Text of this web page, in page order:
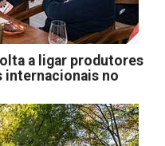
a ligar produtores
internacionais no